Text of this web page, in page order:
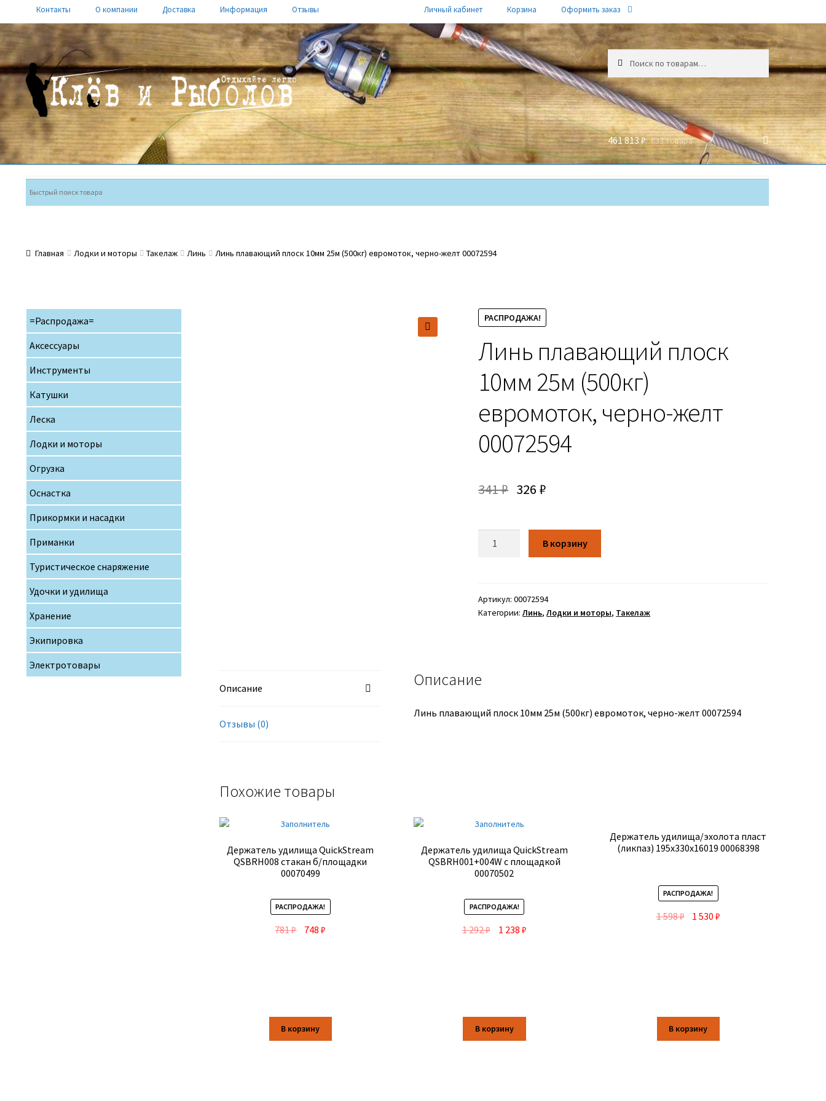
Контакты О компании Доставка Информация Отзывы Личный кабинет Корзина Оформить заказ
Перейти
к
навигации
Перейти
к
содержимому
461 813 ₽ 633 товара
Главная Лодки и моторы Такелаж Линь Линь плавающий плоск 10мм 25м (500кг) евромоток, черно-желт 00072594
РАСПРОДАЖА!
Линь плавающий плоск
10мм 25м (500кг)
евромоток, черно-желт
00072594
341₽ 326 ₽
В корзину
Артикул:00072594
Категории:Линь,Лодки и моторы, Такелаж
Описание
Отзывы (0)
Описание
Линь плавающий плоск 10мм 25м (500кг) евромоток, черно-желт 00072594
Похожие товары
Держатель удилища QuickStream
QSBRH008 стакан б/площадки
00070499
РАСПРОДАЖА!
781₽ 748₽
В корзину
Держатель удилища QuickStream
QSBRH001+004W с площадкой
00070502
РАСПРОДАЖА!
1 292₽ 1 238 ₽
В корзину
Держатель удилища/эхолота пласт
(ликпаз) 195х330х16019 00068398
РАСПРОДАЖА!
1 598₽ 1 530₽
В корзину
=Распродажа=
Аксессуары
Инструменты
Катушки
Леска
Лодки и моторы
Огрузка
Оснастка
Прикормки и насадки
Приманки
Туристическое снаряжение
Удочки и удилища
Хранение
Экипировка
Электротовары